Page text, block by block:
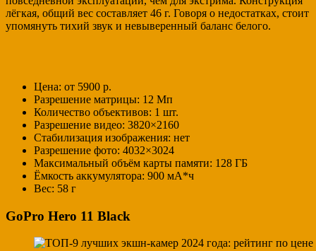
лёгкая, общий вес составляет 46 г. Говоря о недостатках, стоит
упомянуть тихий звук и невыверенный баланс белого.
Цена: от 5900 р.
Разрешение матрицы: 12 Мп
Количество объективов: 1 шт.
Разрешение видео: 3820×2160
Стабилизация изображения: нет
Разрешение фото: 4032×3024
Максимальный объём карты памяти: 128 ГБ
Ёмкость аккумулятора: 900 мА*ч
Вес: 58 г
GoPro Hero 11 Black